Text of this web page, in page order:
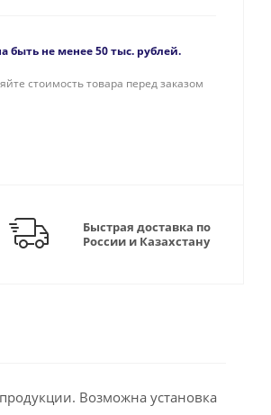
быть не менее 50 тыс. рублей.
стоимость товара перед заказом
Быстрая доставка по
России и Казахстану
Возможна установка